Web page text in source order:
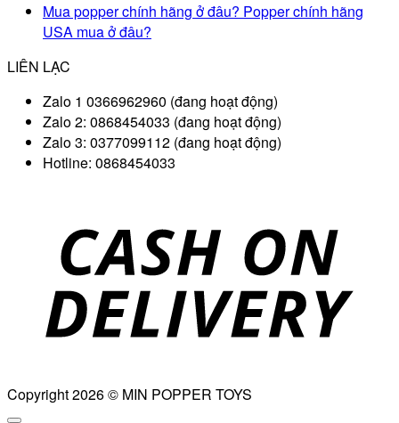
Mua popper chính hãng ở đâu? Popper chính hãng
USA mua ở đâu?
LIÊN LẠC
Zalo 1 0366962960 (đang hoạt động)
Zalo 2: 0868454033 (đang hoạt động)
Zalo 3: 0377099112 (đang hoạt động)
Hotline: 0868454033
Copyright 2026 © MIN POPPER TOYS